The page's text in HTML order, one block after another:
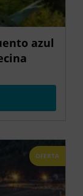
azul
OFERTA